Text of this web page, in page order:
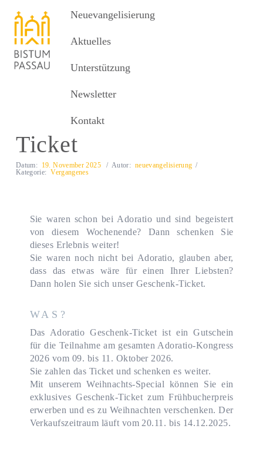
Neuevangelisierung
Aktuelles
Unterstützung
Newsletter
Kontakt
Neuevangelisierung
Adoratio Geschenk-Ticket
Adoratio Geschenk-
Ticket
Datum: 19. November 2025 Autor: neuevangelisierung
Kategorie:Vergangenes
Sie waren schon bei Adoratio und sind begeistert
von diesem Wochenende? Dann schenken Sie
dieses Erlebnis weiter!
Sie waren noch nicht bei Adoratio, glauben aber,
dass das etwas wäre für einen Ihrer Liebsten?
Dann holen Sie sich unser Geschenk-Ticket.
WAS?
Das Adoratio Geschenk-Ticket ist ein Gutschein
für die Teilnahme am gesamten Adoratio-Kongress
2026 vom 09. bis 11. Oktober 2026.
Sie zahlen das Ticket und schenken es weiter.
Mit unserem Weihnachts-Special können Sie ein
exklusives Geschenk-Ticket zum Frühbucherpreis
erwerben und es zu Weihnachten verschenken. Der
Verkaufszeitraum läuft vom 20.11. bis 14.12.2025.